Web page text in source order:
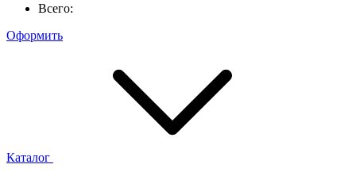
Всего:
Оформить
Каталог